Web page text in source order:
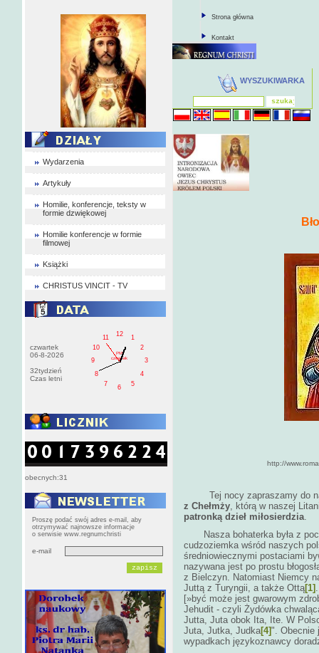
Wydarzenia
Artykuły
Homilie, konferencje, teksty w
formie dzwiękowej
Homilie konferencje w formie
filmowej
Książki
CHRISTUS VINCIT - TV
czwartek
06-8-2026
32tydzień
Czas letni
1
2
3
4
5
6
7
8
9
10
11
12
PM
czwartek
obecnych:31
Proszę podać swój adres e-mail, aby
otrzymywać najnowsze informacje
o serwisie www.regnumchristi
e-mail
Strona główna
Kontakt
WYSZUKIWARKA
http://www.roman-catholic-
Tej nocy zapraszamy do
z Chełmży, którą w naszej
patronką dzieł miłosierdzia
Nasza bohaterka była z
cudzoziemka wśród naszych
średniowiecznymi postaciami
nazywana jest po prostu
z Bielczyn. Natomiast Niemcy
Juttą z Turyngii, a także Ottą[1]
[»być może jest gwarowym
Jehudit - czyli Żydówka
Jutta, Juta obok Ita, Ite. W
Juta, Jutka, Judka[4]". Obecnie
wypadkach językoznawcy